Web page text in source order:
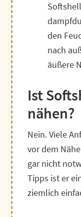
den
nach
äußere
Ist
nähen?
Nein. Viele
vor dem
gar nicht
Tipps ist er
ziemlich